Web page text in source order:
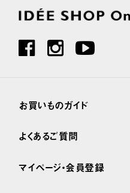
お買いものガイド
よくあるご質問
マイページ・会員登録